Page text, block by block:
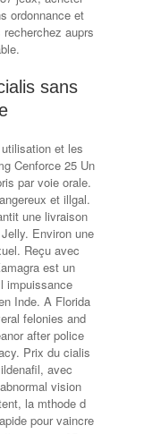
ordonnance et
auprs
sans
et les
Cenforce 25 Un
par voie orale.
et illgal.
une livraison
Environ une
Reçu avec
est un
impuissance
Inde. A Florida
felonies and
after police
Prix du cialis
avec
vision
la mthode d
pour vaincre